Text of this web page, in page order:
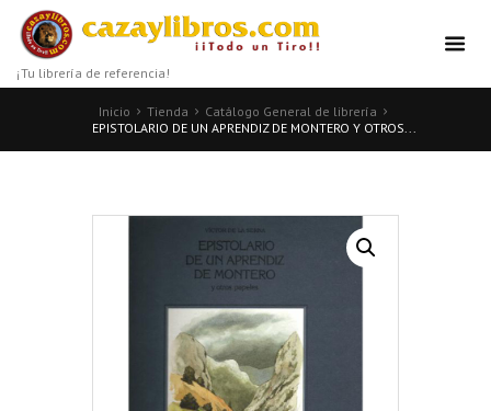
¡Tu librería de referencia!
Inicio Tienda
Catálogo General de librería
EPISTOLARIO DE UN APRENDIZ DE MONTERO Y OTROS...